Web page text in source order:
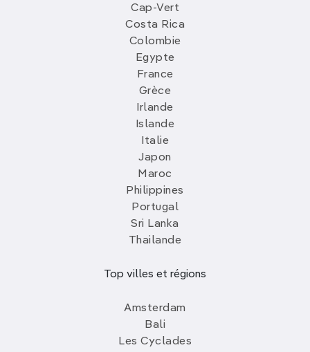
Cap-Vert
Costa Rica
Colombie
Egypte
France
Grèce
Irlande
Islande
Italie
Japon
Maroc
Philippines
Portugal
Sri Lanka
Thailande
Top villes et régions
Amsterdam
Bali
Les Cyclades